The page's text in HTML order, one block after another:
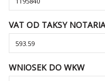
VAT OD TAKSY
WNIOSEK DO WKW